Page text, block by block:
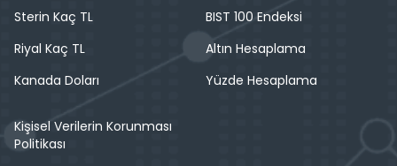
Sterin Kaç TL
Riyal Kaç TL
Kanada Doları
BIST 100 Endeksi
Altın Hesaplama
Yüzde Hesaplama
Kişisel Verilerin Korunması
Politikası